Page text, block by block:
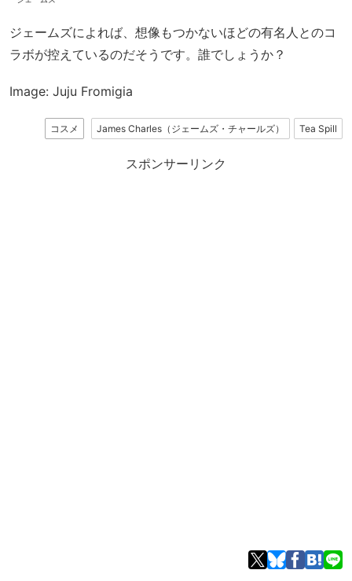
ジェームズによれば、想像もつかないほどの有名人とのコ
ラボが控えているのだそうです。誰でしょうか？
Image: Juju Fromigia
コスメ James Charles（ジェームズ・チャールズ） Tea Spill
スポンサーリンク